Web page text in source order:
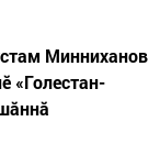
Минниханов
«Голестан-